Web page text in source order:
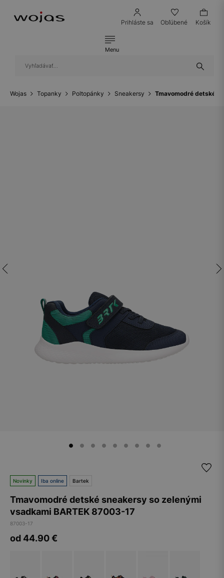
Prihláste sa Obľúbené Košík
Menu
Wojas Topanky Poltopánky Sneakersy Tmavomodré detské
Novinky Iba online Bartek
Tmavomodré detské sneakersy so zelenými
vsadkami BARTEK 87003-17
87003-17
od 44.90€